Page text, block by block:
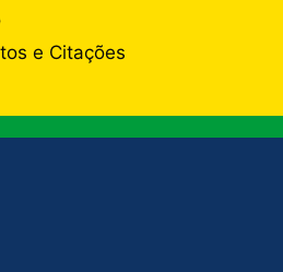
e Citações